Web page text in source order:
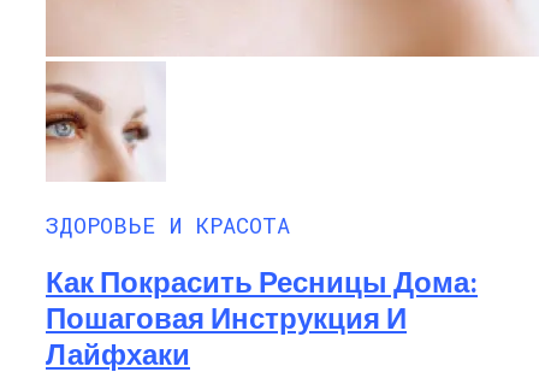
ЗДОРОВЬЕ И КРАСОТА
Как Покрасить Ресницы Дома:
Пошаговая Инструкция И
Лайфхаки